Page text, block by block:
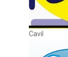
Cavil